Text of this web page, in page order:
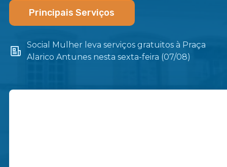
Principais Serviços
Social Mulher leva serviços gratuitos à Praça
Alarico Antunes nesta sexta-feira (07/08)